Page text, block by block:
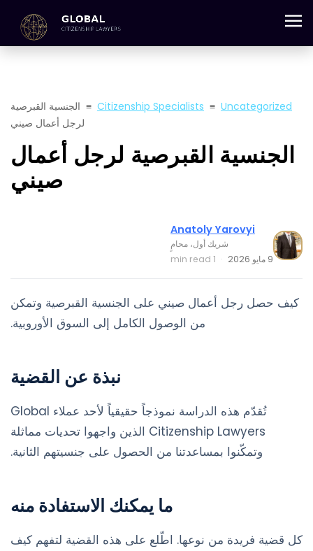
+357 25 059 684
Citizenship Specialists ≡ Uncategorized
≡ الجنسية القبرصية
لرجل أعمال صيني
الجنسية القبرصية لرجل أعمال
صيني
Anatoly Yarovyi
شريك أول، محامٍ
9 مايو 2026 ·
1 min read
كيف حصل رجل أعمال صيني على الجنسية القبرصية وتمكن
من الوصول الكامل إلى السوق الأوروبية.
نبذة عن القضية
تُقدّم هذه الدراسة نموذجاً حقيقياً لأحد عملاء Global
Citizenship Lawyers الذين واجهوا تحديات مماثلة
وتمكّنوا بمساعدتنا من الحصول على جنسيتهم الثانية.
ما يمكنك الاستفادة منه
كل قضية فريدة من نوعها. اطّلع على هذه القضية لتفهم كيف